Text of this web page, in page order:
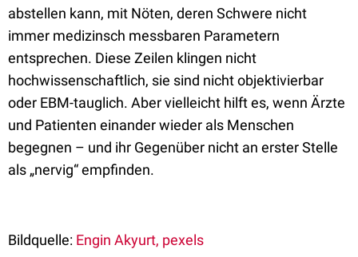
abstellen kann, mit Nöten, deren Schwere nicht
immer medizinsch messbaren Parametern
entsprechen. Diese Zeilen klingen nicht
hochwissenschaftlich, sie sind nicht objektivierbar
oder EBM-tauglich. Aber vielleicht hilft es, wenn Ärzte
und Patienten einander wieder als Menschen
begegnen – und ihr Gegenüber nicht an erster Stelle
als „nervig“ empfinden.
Bildquelle: Engin Akyurt, pexels